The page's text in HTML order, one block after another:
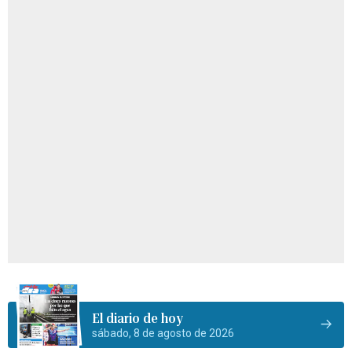
El diario de hoy
sábado, 8 de agosto de 2026